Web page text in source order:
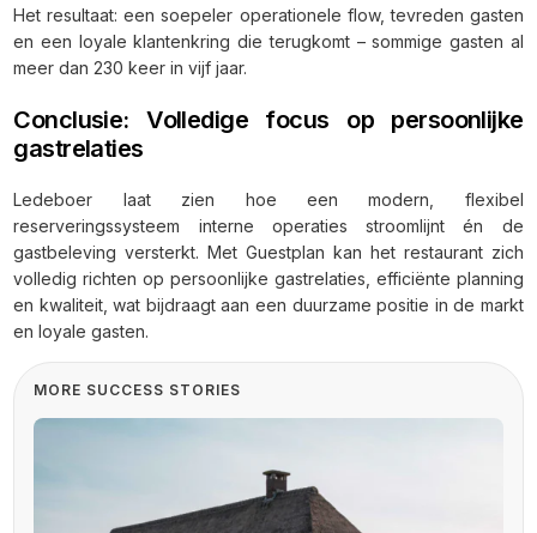
Het resultaat: een soepeler operationele flow, tevreden gasten
en een loyale klantenkring die terugkomt – sommige gasten al
meer dan 230 keer in vijf jaar.
Conclusie: Volledige focus op persoonlijke
gastrelaties
Ledeboer laat zien hoe een modern, flexibel
reserveringssysteem interne operaties stroomlijnt én de
gastbeleving versterkt. Met Guestplan kan het restaurant zich
volledig richten op persoonlijke gastrelaties, efficiënte planning
en kwaliteit, wat bijdraagt aan een duurzame positie in de markt
en loyale gasten.
MORE SUCCESS STORIES